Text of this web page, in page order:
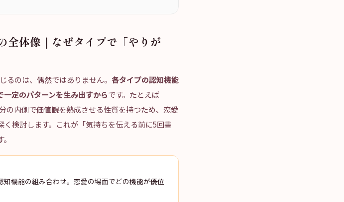
体像｜なぜタイプで「やりが
のは、偶然ではありません。 各タイプの認知機能
一定のパターンを生み出すからです。たとえば
の内側で価値観を熟成させる性質を持つため、恋愛
検討します。これが「気持ちを伝える前に5回書
機能の組み合わせ。恋愛の場面でどの機能が優位